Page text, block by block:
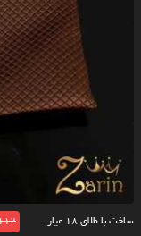
ساخت با طلای ۱۸ عیار